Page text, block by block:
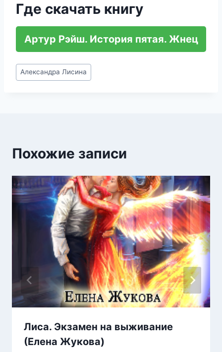
Где скачать книгу
Артур Рэйш. История пятая. Жнец
Метки
записи:
Александра Лисина
Похожие записи
Лиса. Экзамен на выживание
(Елена Жукова)